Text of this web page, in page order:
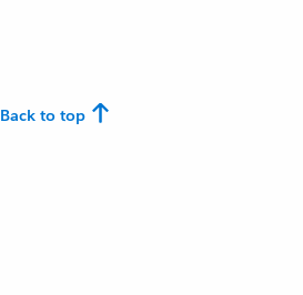
Back to top